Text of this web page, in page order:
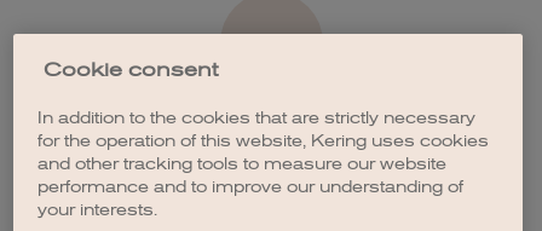
CRÉER UNE ALERTE
Cookie consent
In addition to the cookies that are strictly necessary
for the operation of this website, Kering uses cookies
and other tracking tools to measure our website
performance and to improve our understanding of
your interests.